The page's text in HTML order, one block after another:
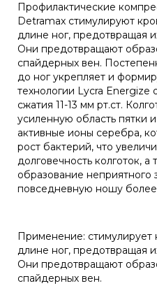
Профилактические
Detramax стимулируют
длине ног, предотвращая
Они предотвращают
спайдерных вен.
до ног укрепляет и
технологии Lycra Energize
сжатия 11-13 мм рт.ст.
усиленную область пятки
активные ионы серебра,
рост бактерий, что
долговечность колготок,
образование неприятного
повседневную ношу более
Применение:
длине ног, предотвращая
Они предотвращают
спайдерных вен.